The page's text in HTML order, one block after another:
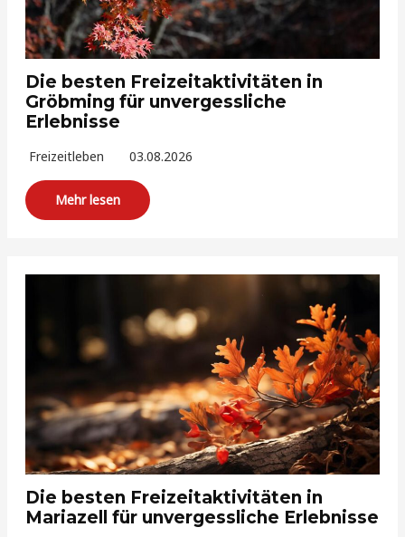
Die besten Freizeitaktivitäten in
Gröbming für unvergessliche
Erlebnisse
Freizeitleben 03.08.2026
Mehr lesen
Die besten Freizeitaktivitäten in
Mariazell für unvergessliche Erlebnisse